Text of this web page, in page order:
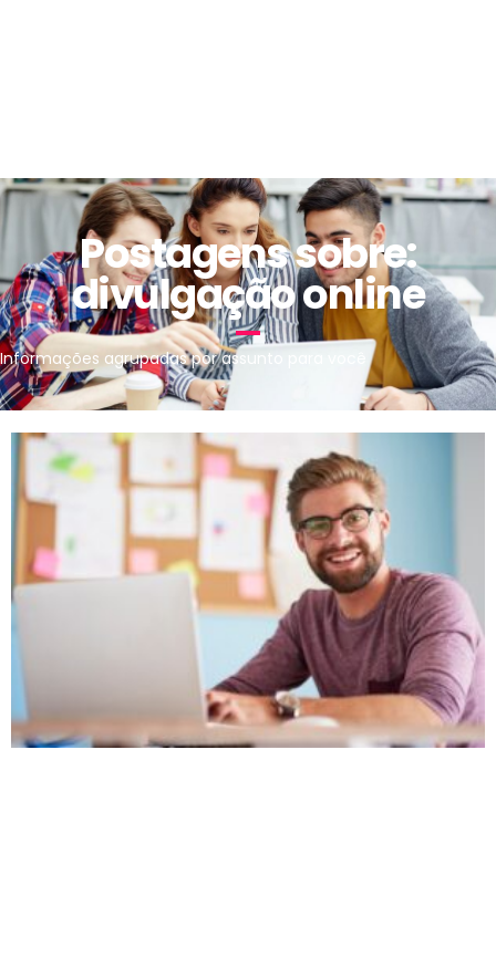
Postagens sobre:
divulgação online
Informações agrupadas por assunto para você